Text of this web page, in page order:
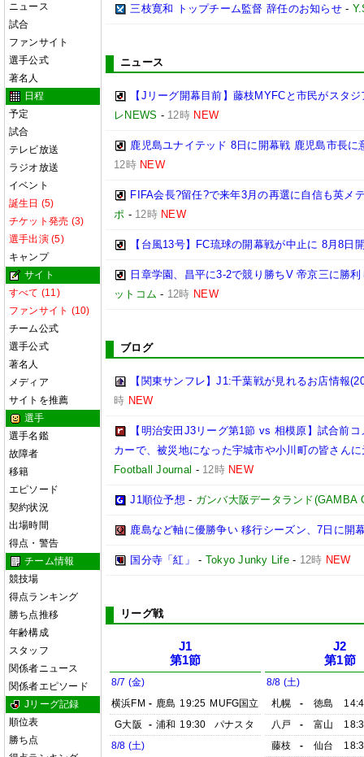
ニュース
試合
ファンサイト
選手公式
著名人
日程
予定
試合
テレビ放送
ラジオ放送
イベント
誕生日 (5)
チケット発売 (3)
選手出演 (5)
キャンプ
サイト
すべて (11)
ファンサイト (10)
チーム公式
選手公式
著名人
メディア
サイトを推薦
選手
選手名鑑
故障者
移籍
エピソード
契約状況
出場時間
得点・警告
チーム情報
競技場
得点ランキング
勝ち点推移
年齢構成
スタッフ
関係者ニュース
関係者エピソード
Jリーグ記録
順位表
勝ち点
三枝寛和 トップチーム監督 辞任のお知らせ-
ニュース
【Jリーグ開幕目前】藤枝MYFCと市民がスタ
レNEWS - 12時 NEW
鹿児島ユナイテッド 8日に開幕戦 鹿児島市長に
12時 NEW
FIFA会長?留任?で来年3月の再選に自信も英メ
ポ - 12時 NEW
【台風13号】FC琉球の開幕戦が中止に 8月8日
日章学園、昌平に3-2で競り勝ちV 帝京三に勝
ットコム - 12時 NEW
ブログ
【関東サンフレ】J1:千葉戦が見れるお店情報
時 NEW
【明治安田J3リーグ第1節 vs 相模原】試合前
カーで、被災地になった宇城市や小川町の皆さん
Football Journal - 12時 NEW
J1順位予想 - ガンバ大阪データランド(GAMBA
鹿島など軸に優勝争い 移行シーズン、7日に開
国分寺「紅」 - Tokyo Junky Life- 12時 NEW
リーグ戦
J1
第1節
8/7 (金)
横浜FM - 鹿島 19:25 MUFG国立
G大阪
- 浦和 19:30
パナスタ
8/8 (土)
J2
第1節
8/8 (土)
札幌
- 徳島
八戸
- 富山
藤枝
- 仙台